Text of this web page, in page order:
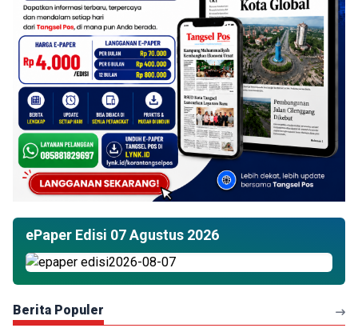
ePaper Edisi 07 Agustus 2026
Berita Populer